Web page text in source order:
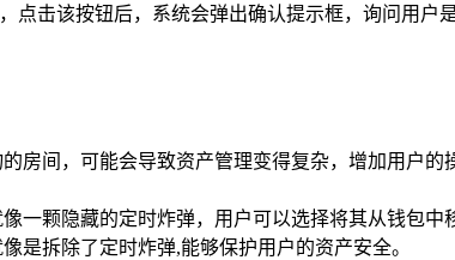
点击该按钮后，系统会弹出确认提示框，询问用
房间，可能会导致资产管理变得复杂，增加用户
一颗隐藏的定时炸弹，用户可以选择将其从钱包
是拆除了定时炸弹,能够保护用户的资产安全。